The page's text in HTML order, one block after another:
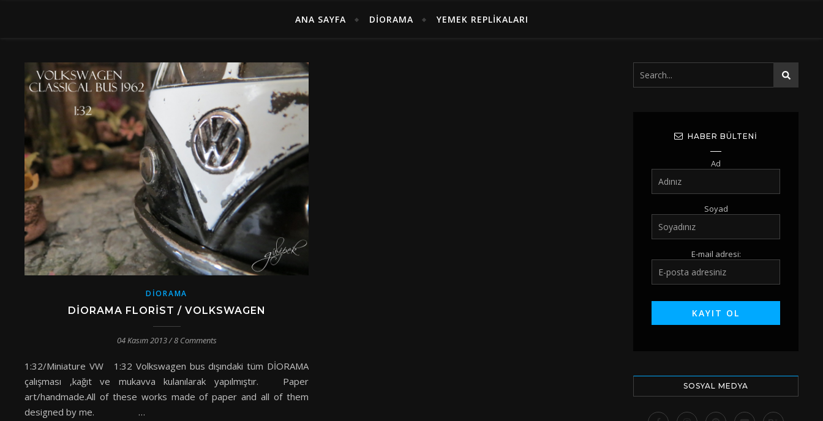
ANA SAYFA DIORAMA YEMEK REPLIKALARI
DIORAMA
DIORAMA FLORIST / VOLKSWAGEN
04 Kasım 2013/8 Comments
1:32/Miniature VW 1:32 Volkswagen bus dışındaki tüm DİORAMA
çalışması ,kağıt ve mukavva kulanılarak yapılmıştır. Paper
art/handmade.All of these works made of paper and all of them
designed by me. …
HABER BÜLTENI
Ad
Soyad
E-mail adresi:
SOSYAL MEDYA